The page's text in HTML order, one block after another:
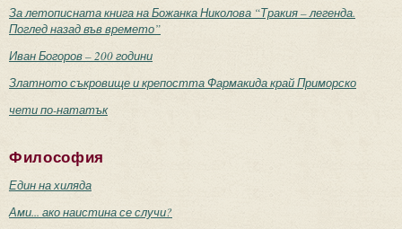
За летописната книга на Божанка Николова “Тракия – легенда.
Поглед назад във времето”
Иван Богоров – 200 години
Златното съкровище и крепостта Фармакида край Приморско
чети по-нататък
Философия
Един на хиляда
Ами... ако наистина се случи?